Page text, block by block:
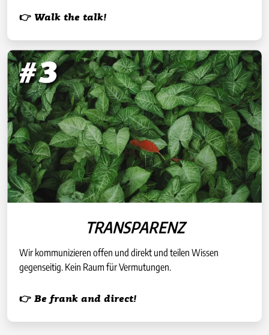
👉 Walk the talk!
TRANSPARENZ
Wir kommunizieren offen und direkt und teilen Wissen
gegenseitig. Kein Raum für Vermutungen.
👉 Be frank and direct!